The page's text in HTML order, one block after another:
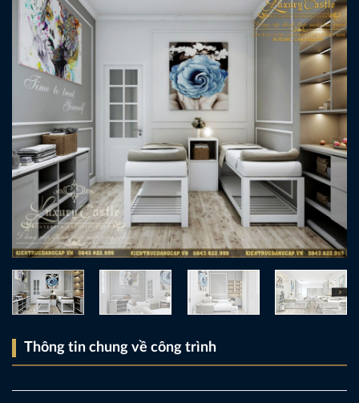
Thông tin chung về công trình